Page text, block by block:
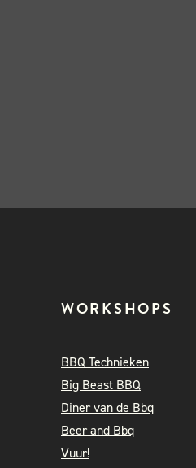
WORKSHOPS
BBQ Technieken
Big Beast BBQ
Diner van de Bbq
Beer and Bbq
Vuur!